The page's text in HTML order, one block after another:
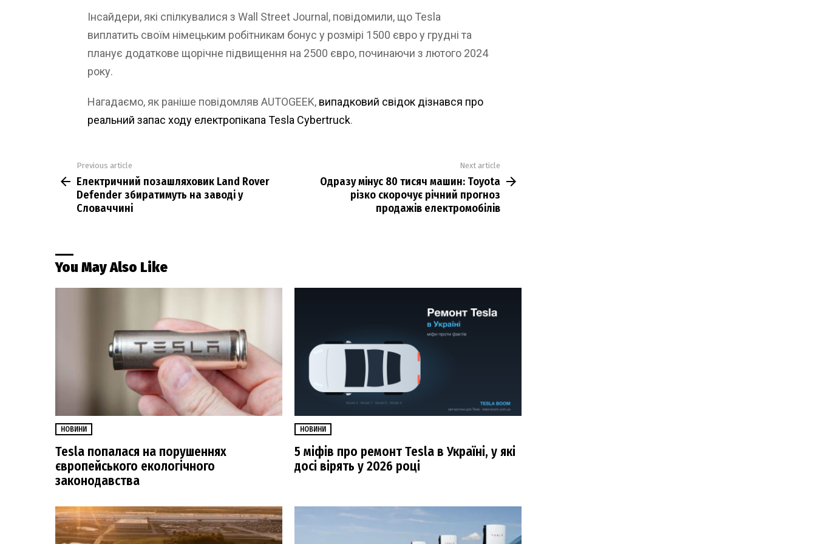
Інсайдери, які спілкувалися з Wall Street Journal, повідомили, що Tesla
виплатить своїм німецьким робітникам бонус у розмірі 1500 євро у грудні та
планує додаткове щорічне підвищення на 2500 євро, починаючи з лютого 2024
року.
Нагадаємо, як раніше повідомляв AUTOGEEK, випадковий свідок дізнався про
реальний запас ходу електропікапа Tesla Cybertruck.
more
Previous article
Електричний позашляховик Land Rover
Defender збиратимуть на заводі у
Словаччині
Next article
Одразу мінус 80 тисяч машин: Toyota
різко скорочує річний прогноз
продажів електромобілів
You May Also Like
НОВИНИ
Tesla попалася на порушеннях
європейського екологічного
законодавства
НОВИНИ
5 міфів про ремонт Tesla в Україні, у які
досі вірять у 2026 році